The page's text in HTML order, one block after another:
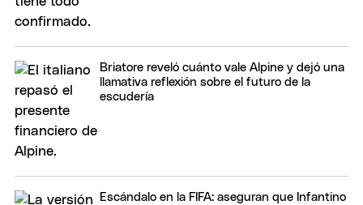
Briatore reveló cuánto vale Alpine y dejó una
llamativa reflexión sobre el futuro de la
escudería
Escándalo en la FIFA: aseguran que Infantino